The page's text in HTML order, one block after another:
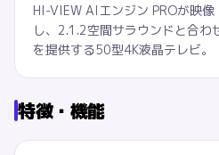
HI-VIEW AIエンジン PROが映
し、2.1.2空間サラウンドと合わ
を提供する50型4K液晶テレビ。
特徴・機能